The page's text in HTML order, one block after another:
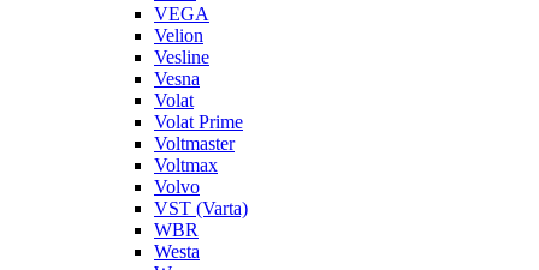
VEGA
Velion
Vesline
Vesna
Volat
Volat Prime
Voltmaster
Voltmax
Volvo
VST (Varta)
WBR
Westa